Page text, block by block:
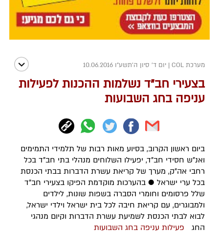
מערכת COL | יום ד' סיון ה׳תשע״ו 10.06.2016
בצעירי חב"ד נשלמות ההכנות לפעילות
עניפה בחג השבועות
ביום ראשון הקרוב, בסיוע מאות רבות של תלמידי התמימים
ואנ"ש חסידי חב"ד, יפעילו השלוחים מנהלי בתי חב"ד בכל
רחבי אה"ק, מערך של קריאת עשרת הדברות בבתי הכנסת
בכל ערי ישראל ● בהערכות מוקדמת הפיקו בצעירי חב"ד
שלל פרסומים וחומרי הסברה בשפות שונות, לילדים
ולמבוגרים, עם קריאת חיבה לכל בית ישראל וילדי ישראל,
לבוא לבתי הכנסת לשמיעת עשרת הדברות וקיום מנהגי
החג פעילות עניפה בחג השבועות